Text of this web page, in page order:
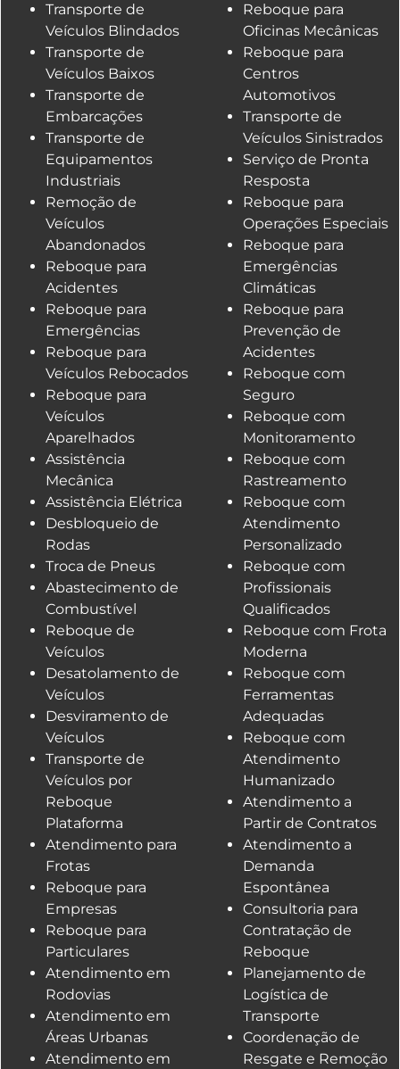
Transporte de
Veículos Blindados
Transporte de
Veículos Baixos
Transporte de
Embarcações
Transporte de
Equipamentos
Industriais
Remoção de
Veículos
Abandonados
Reboque para
Acidentes
Reboque para
Emergências
Reboque para
Veículos Rebocados
Reboque para
Veículos
Aparelhados
Assistência
Mecânica
Assistência Elétrica
Desbloqueio de
Rodas
Troca de Pneus
Abastecimento de
Combustível
Reboque de
Veículos
Desatolamento de
Veículos
Desviramento de
Veículos
Transporte de
Veículos por
Reboque
Plataforma
Atendimento para
Frotas
Reboque para
Empresas
Reboque para
Particulares
Atendimento em
Rodovias
Atendimento em
Áreas Urbanas
Atendimento em
Reboque para
Oficinas Mecânicas
Reboque para
Centros
Automotivos
Transporte de
Veículos Sinistrados
Serviço de Pronta
Resposta
Reboque para
Operações Especiais
Reboque para
Emergências
Climáticas
Reboque para
Prevenção de
Acidentes
Reboque com
Seguro
Reboque com
Monitoramento
Reboque com
Rastreamento
Reboque com
Atendimento
Personalizado
Reboque com
Profissionais
Qualificados
Reboque com Frota
Moderna
Reboque com
Ferramentas
Adequadas
Reboque com
Atendimento
Humanizado
Atendimento a
Partir de Contratos
Atendimento a
Demanda
Espontânea
Consultoria para
Contratação de
Reboque
Planejamento de
Logística de
Transporte
Coordenação de
Resgate e Remoção